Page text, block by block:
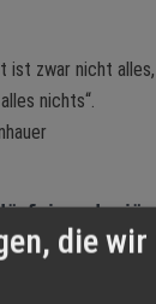
ist zwar nicht
nichts“.
der
legen vermehrt
die wir